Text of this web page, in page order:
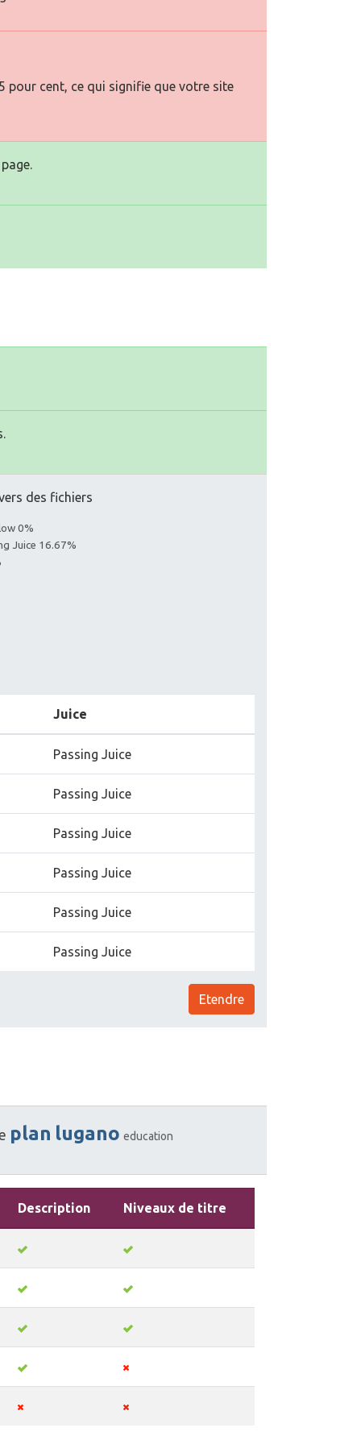
pour cent, ce qui signifie que votre site
des fichiers
0%
Juice 16.67%
Juice
Passing Juice
Passing Juice
Passing Juice
Passing Juice
Passing Juice
Passing Juice
Etendre
plan lugano education
Description Niveaux de titre